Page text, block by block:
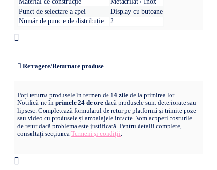
Material de construcție
Metacrilat / Inox
Punct de selectare a apei
Display cu butoane
Număr de puncte de distribuție
2
Retragere/Returnare produse
Poți returna produsele în termen de 14 zile de la primirea lor.
Notifică-ne în primele 24 de ore dacă produsele sunt deteriorate sau
lipsesc. Completează formularul de retur pe platformă și trimite poze
sau video cu produsele și ambalajele intacte. Vom acoperi costurile
de retur dacă problema este justificată. Pentru detalii complete,
consultați secțiunea Termeni și condiții.